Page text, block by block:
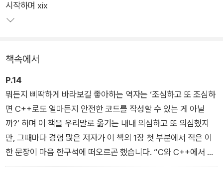
시작하며 xix
책속에서
P.14
뭐든지 삐딱하게 바라보길 좋아하는 역자는 ‘조심하고 또 조심하
면 C++로도 얼마든지 안전한 코드를 작성할 수 있는 게 아닐
까?’ 하며 이 책을 우리말로 옮기는 내내 의심하고 또 의심했지
만, 그때마다 경험 많은 저자가 이 책의 1장 첫 부분에서 적은 이
한 문장이 마음 한구석에 떠오르곤 했습니다. “C와 C++에서 미
정의 동작을 피할 수 있다고 말하는 건 마치 체스 게임에서 규칙